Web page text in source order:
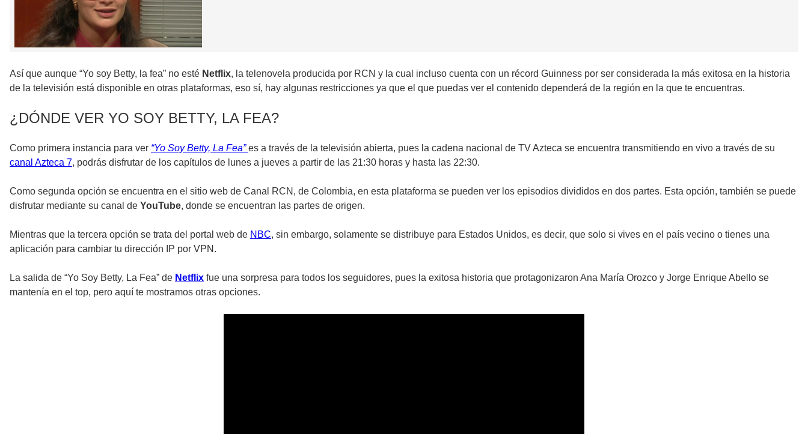
Así que aunque “Yo soy Betty, la fea” no esté Netflix, la telenovela producida por RCN y la cual incluso cuenta con un récord Guinness por ser considerada la más exitosa en la historia
de la televisión está disponible en otras plataformas, eso sí, hay algunas restricciones ya que el que puedas ver el contenido dependerá de la región en la que te encuentras.
¿DÓNDE VER YO SOY BETTY, LA FEA?
Como primera instancia para ver “Yo Soy Betty, La Fea”es a través de la televisión abierta, pues la cadena nacional de TV Azteca se encuentra transmitiendo en vivo a través de su
canal Azteca 7, podrás disfrutar de los capítulos de lunes a jueves a partir de las 21:30 horas y hasta las 22:30.
Como segunda opción se encuentra en el sitio web de Canal RCN, de Colombia, en esta plataforma se pueden ver los episodios divididos en dos partes. Esta opción, también se puede
disfrutar mediante su canal de YouTube, donde se encuentran las partes de origen.
Mientras que la tercera opción se trata del portal web de NBC, sin embargo, solamente se distribuye para Estados Unidos, es decir, que solo si vives en el país vecino o tienes una
aplicación para cambiar tu dirección IP por VPN.
La salida de “Yo Soy Betty, La Fea” de Netflix fue una sorpresa para todos los seguidores, pues la exitosa historia que protagonizaron Ana María Orozco y Jorge Enrique Abello se
mantenía en el top, pero aquí te mostramos otras opciones.